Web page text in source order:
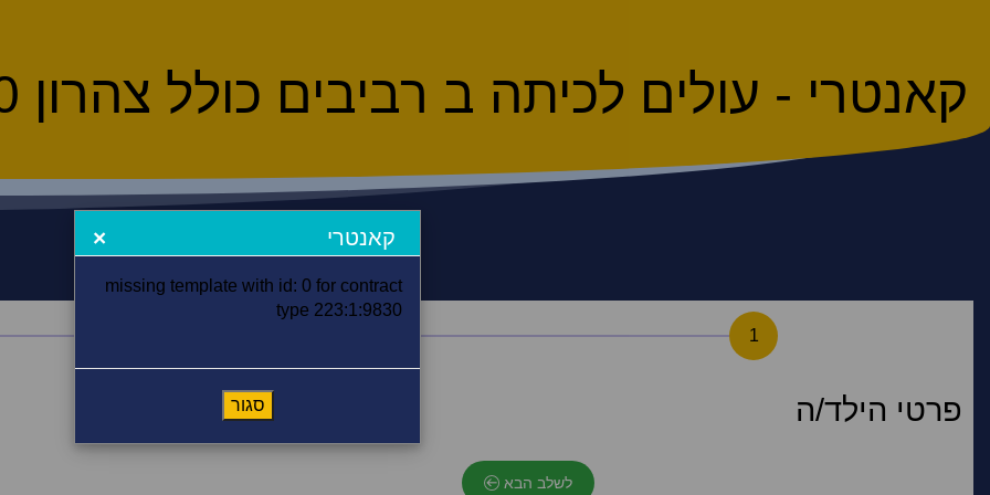
קאנטרי - עולים לכיתה ב רביבים כולל צהרון 10 ימים
1
פרטי הילד/ה
לשלב הבא
× קאנטרי
missing template with id: 0 for contract
type 223:1:9830
סגור